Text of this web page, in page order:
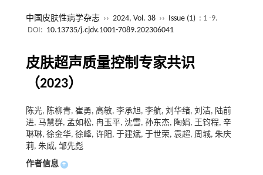
中国皮肤性病学杂志 ›› 2024, Vol. 38 ›› Issue (1) : 1 -9.
DOI: 10.13735/j.cjdv.1001-7089.202306041
皮肤超声质量控制专家共识
（2023）
陈光, 陈柳青, 崔勇, 高敏, 李承旭, 李航, 刘华绪, 刘洁, 陆前
进, 马慧群, 孟如松, 冉玉平, 沈雪, 孙东杰, 陶娟, 王钧程, 辛
琳琳, 徐金华, 徐峰, 许阳, 于建斌, 于世荣, 袁超, 周城, 朱庆
莉, 朱威, 邹先彪
作者信息 +